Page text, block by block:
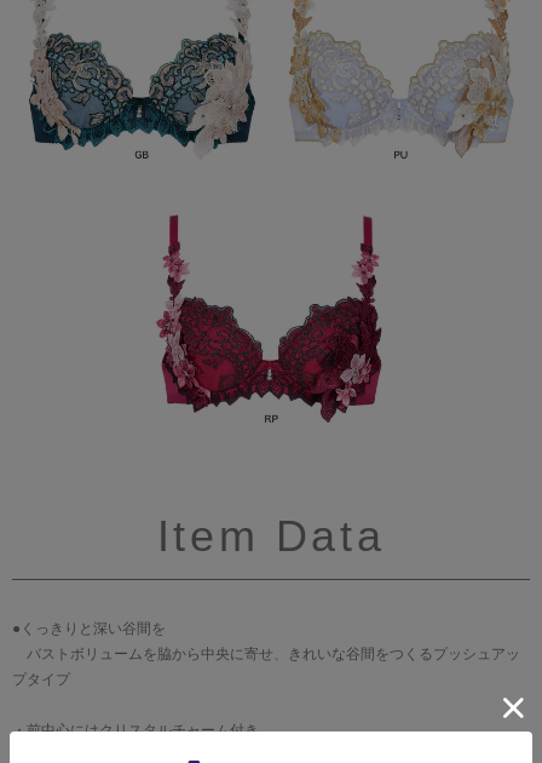
Item Data
●くっきりと深い谷間を
バストボリュームを脇から中央に寄せ、きれいな谷間をつくるプッシュアッ
プタイプ
・前中心にはクリスタルチャーム付き